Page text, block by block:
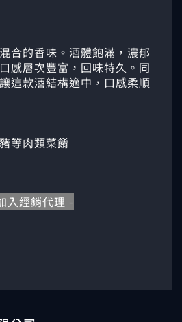
合的香味。酒體飽滿，濃郁
感層次豐富，回味特久。同
這款酒結構適中，口感柔順
等肉類菜餚
入經銷代理 -